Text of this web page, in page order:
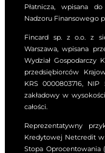
Płatnicza, wpisana
Nadzoru Finansowego
Fincard sp. z o.o. z
Warszawa, wpisana
Wydział Gospodarczy
przedsiębiorców
KRS 0000803716, NIP
zakładowy w
całości.
Reprezentatywny
Kredytowej Netcredit w
Stopa Oprocentowania